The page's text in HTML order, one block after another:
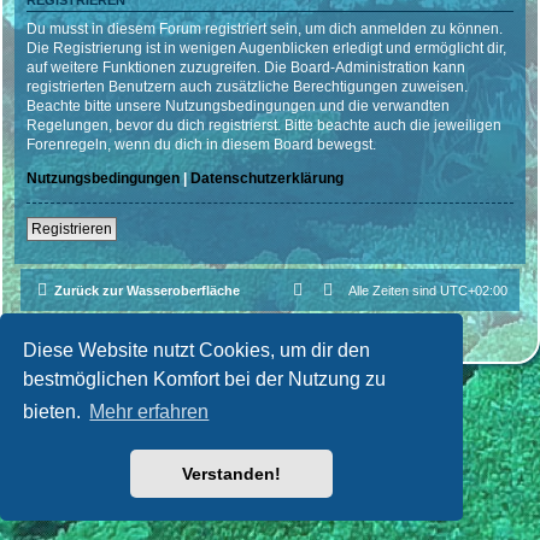
Diese Website nutzt Cookies, um dir den
bestmöglichen Komfort bei der Nutzung zu
bieten. Mehr erfahren
Verstanden!
Du musst in diesem Forum registriert sein, um dich anmelden zu können.
Die Registrierung ist in wenigen Augenblicken erledigt und ermöglicht dir,
auf weitere Funktionen zuzugreifen. Die Board-Administration kann
registrierten Benutzern auch zusätzliche Berechtigungen zuweisen.
Beachte bitte unsere Nutzungsbedingungen und die verwandten
Regelungen, bevor du dich registrierst. Bitte beachte auch die jeweiligen
Forenregeln, wenn du dich in diesem Board bewegst.
Nutzungsbedingungen | Datenschutzerklärung
Registrieren
Zurück zur Wasseroberfläche Alle Zeiten sind UTC+02:00
Deutsche Übersetzung durch
phpBB.de| Style par